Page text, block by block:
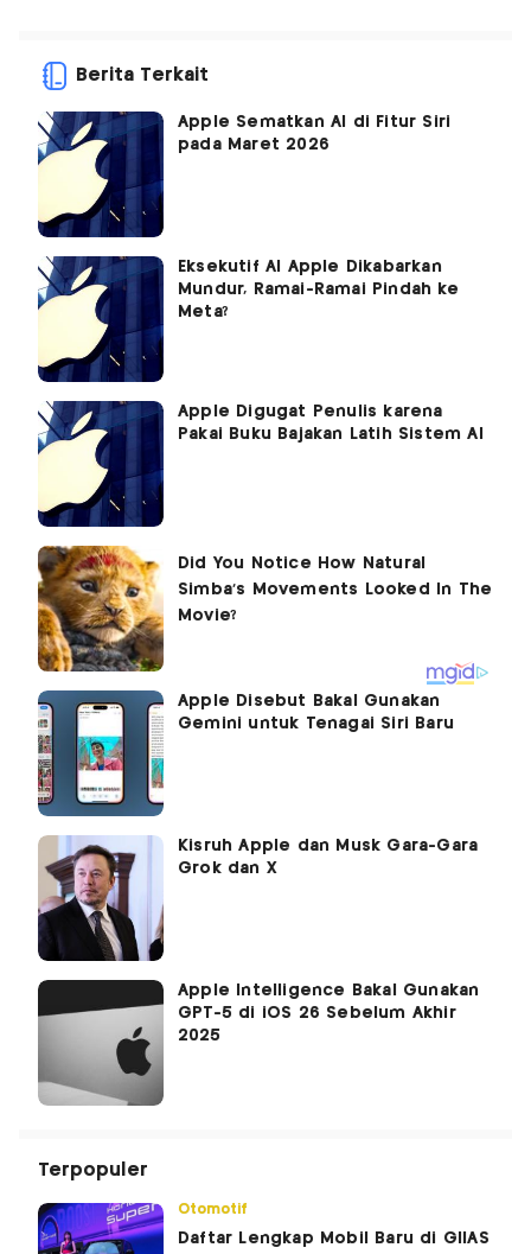
Berita Terkait
Apple Sematkan AI di Fitur Siri
pada Maret 2026
Eksekutif AI Apple Dikabarkan
Mundur, Ramai-Ramai Pindah ke
Meta?
Apple Digugat Penulis karena
Pakai Buku Bajakan Latih Sistem AI
Apple Disebut Bakal Gunakan
Gemini untuk Tenagai Siri Baru
Kisruh Apple dan Musk Gara-Gara
Grok dan X
Apple Intelligence Bakal Gunakan
GPT-5 di iOS 26 Sebelum Akhir
2025
Terpopuler
Otomotif
Daftar Lengkap Mobil Baru di GIIAS